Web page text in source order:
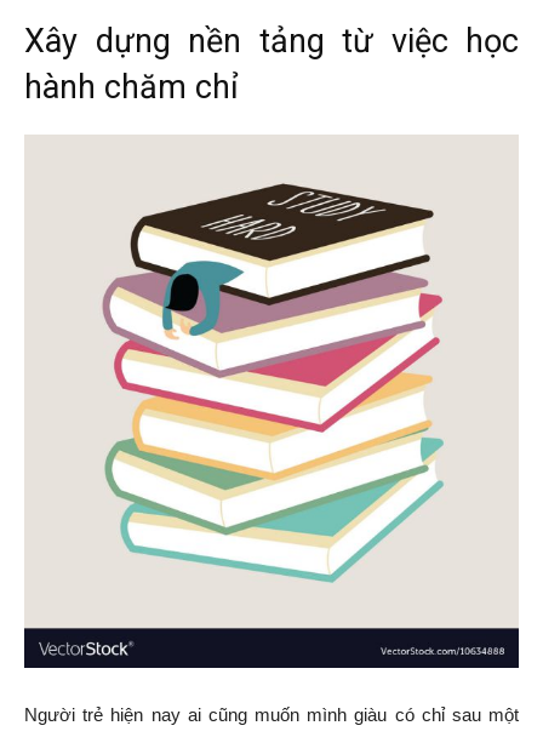
Xây dựng nền tảng từ việc học
hành chăm chỉ
Người trẻ hiện nay ai cũng muốn mình giàu có chỉ sau một